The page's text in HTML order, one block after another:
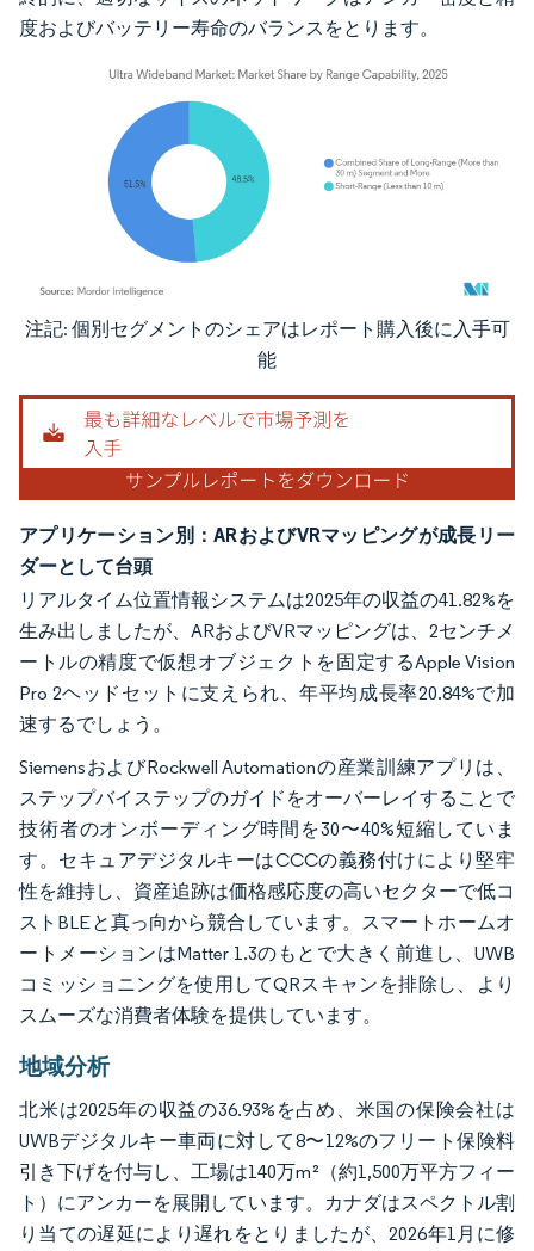
度およびバッテリー寿命のバランスをとります。
画像 © Mordor Intelligence。再利用にはCC BY 4.0の表示が必要です。
注記: 個別セグメントのシェアはレポート購入後に入手可
能
アプリケーション別：ARおよびVRマッピングが成長リー
ダーとして台頭
リアルタイム位置情報システムは2025年の収益の41.82%を
生み出しましたが、ARおよびVRマッピングは、2センチメ
ートルの精度で仮想オブジェクトを固定するApple Vision
Pro 2ヘッドセットに支えられ、年平均成長率20.84%で加
速するでしょう。
SiemensおよびRockwell Automationの産業訓練アプリは、
ステップバイステップのガイドをオーバーレイすることで
技術者のオンボーディング時間を30〜40%短縮していま
す。セキュアデジタルキーはCCCの義務付けにより堅牢
性を維持し、資産追跡は価格感応度の高いセクターで低コ
ストBLEと真っ向から競合しています。スマートホームオ
ートメーションはMatter 1.3のもとで大きく前進し、UWB
コミッショニングを使用してQRスキャンを排除し、より
スムーズな消費者体験を提供しています。
地域分析
北米は2025年の収益の36.93%を占め、米国の保険会社は
UWBデジタルキー車両に対して8〜12%のフリート保険料
引き下げを付与し、工場は140万m²（約1,500万平方フィー
ト）にアンカーを展開しています。カナダはスペクトル割
り当ての遅延により遅れをとりましたが、2026年1月に修